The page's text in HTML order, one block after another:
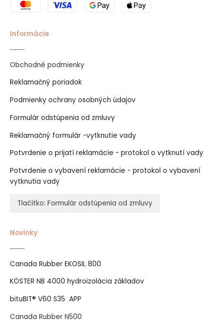
Informácie
Obchodné podmienky
Reklamačný poriadok
Podmienky ochrany osobných údajov
Formulár odstúpenia od zmluvy
Reklamačný formulár -vytknutie vady
Potvrdenie o prijatí reklamácie - protokol o vytknutí vady
Potvrdenie o vybavení reklamácie - protokol o vybavení
vytknutia vady
Tlačítko: Formulár odstúpenia od zmluvy
Novinky
Canada Rubber EKOSIL 800
KÖSTER NB 4000 hydroizolácia základov
bituBIT® V60 S35 APP
Canada Rubber N500